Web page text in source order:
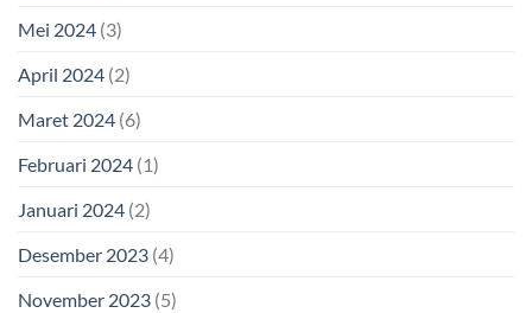
Mei 2024 (3)
April 2024 (2)
Maret 2024 (6)
Februari 2024 (1)
Januari 2024 (2)
Desember 2023 (4)
November 2023 (5)